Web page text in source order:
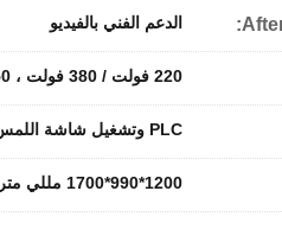
الدعم الفني بالفيديو
220 فولت / 380 فولت ، 50 هرتز / 60 هرتز ، 3 أطوار
PLC وتشغيل شاشة اللمس
1200*990*1700 مللي متر